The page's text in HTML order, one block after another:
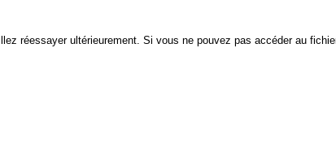
réessayer ultérieurement. Si vous ne pouvez pas accéder au